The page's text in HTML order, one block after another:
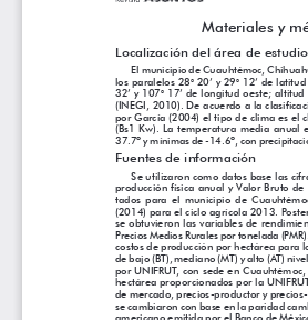
Reglamentos
Resoluciones
Acuerdos
Gestión
Derechos pecuniarios y
matrícula
Permanencia
Calendario
Rutas de